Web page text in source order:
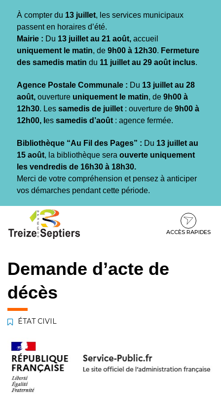
À compter du 13 juillet, les services municipaux
passent en horaires d’été.
Mairie : Du 13 juillet au 21 août, accueil
uniquement le matin, de 9h00 à 12h30. Fermeture
des samedis matin du 11 juillet au 29 août inclus.
Agence Postale Communale : Du 13 juillet au 28
août, ouverture uniquement le matin, de 9h00 à
12h30. Les samedis de juillet : ouverture de 9h00 à
12h00, l es samedis d’août : agence fermée.
Bibliothèque “Au Fil des Pages” : Du 13 juillet au
15 août, la bibliothèque sera ouverte uniquement
les vendredis de 16h30 à 18h30.
Merci de votre compréhension et pensez à anticiper
vos démarches pendant cette période.
contenu
pied
ACCÈS RAPIDES
Demande d’acte de
décès
ÉTAT CIVIL